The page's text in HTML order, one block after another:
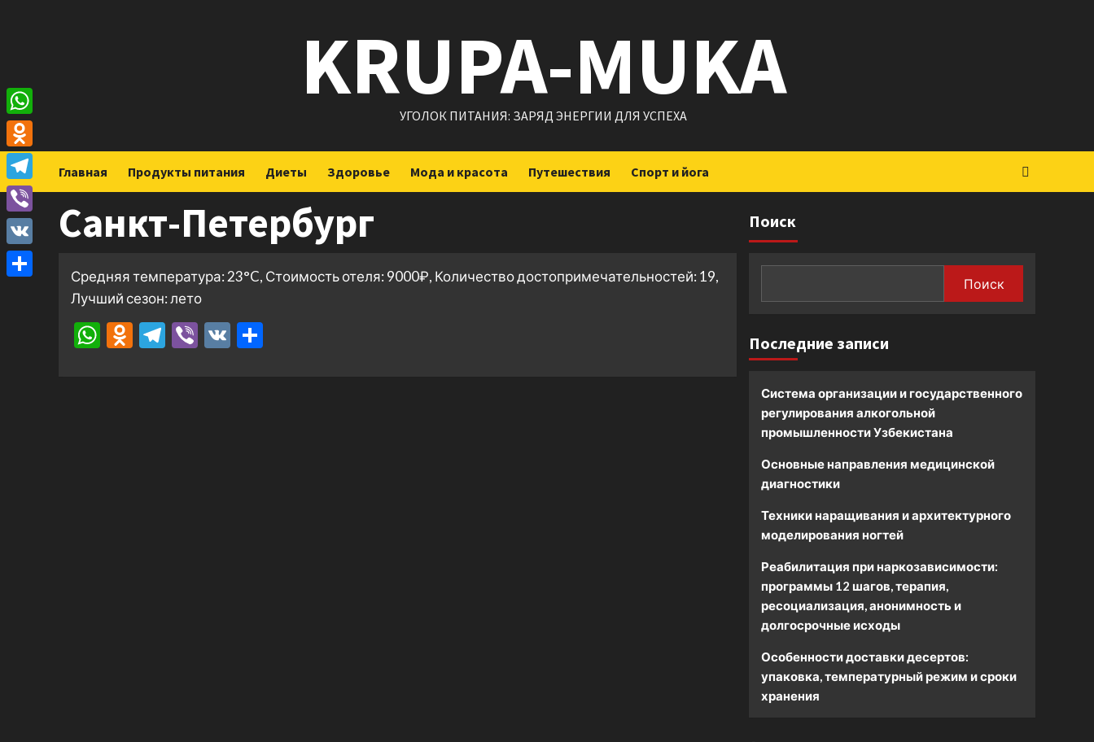
KRUPA-MUKA
УГОЛОК ПИТАНИЯ: ЗАРЯД ЭНЕРГИИ ДЛЯ УСПЕХА
Главная Продукты питания Диеты Здоровье Мода и красота Путешествия Спорт и йога
Санкт-Петербург
Средняя температура: 23°C, Стоимость отеля: 9000₽, Количество достопримечательностей: 19,
Лучший сезон: лето
WhatsApp
Odnoklassniki
Telegram
Viber
VK
Поиск
Поиск
Последние записи
Система организации и государственного
регулирования алкогольной
промышленности Узбекистана
Основные направления медицинской
диагностики
Техники наращивания и архитектурного
моделирования ногтей
Реабилитация при наркозависимости:
программы 12 шагов, терапия,
ресоциализация, анонимность и
долгосрочные исходы
Особенности доставки десертов:
упаковка, температурный режим и сроки
хранения
WhatsApp
Odnoklassniki
Telegram
Viber
VK
Отправить